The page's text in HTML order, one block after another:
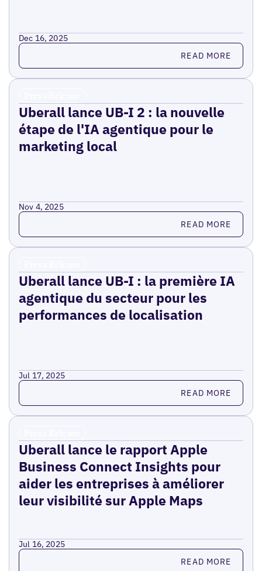
Dec 16, 2025
Read more READ MORE
Uberall lance UB-I 2 : la nouvelle
étape de l'IA agentique pour le
marketing local
Nov 4, 2025
Read more READ MORE
Uberall lance UB-I : la première IA
agentique du secteur pour les
performances de localisation
Jul 17, 2025
Read more READ MORE
Uberall lance le rapport Apple
Business Connect Insights pour
aider les entreprises à améliorer
leur visibilité sur Apple Maps
Jul 16, 2025
Read more READ MORE